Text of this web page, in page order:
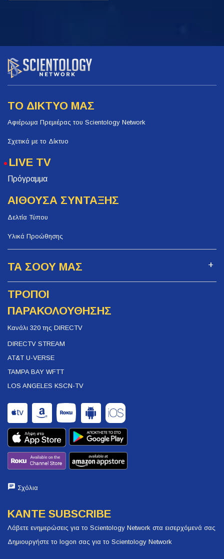
ΤΟ ΔΙΚΤΥΟ ΜΑΣ
Αφιέρωμα Πρεμιέρας του Scientology Network
Σχετικά με το Δίκτυο
LIVE TV
Πρόγραμμα
ΑΙΘΟΥΣΑ ΣΥΝΤΑΞΗΣ
Δελτία Τύπου
Υλικά Προώθησης
ΤΑ ΣΟΟΥ ΜΑΣ
ΤΡΟΠΟΙ
ΠΑΡΑΚΟΛΟΥΘΗΣΗΣ
Κανάλι 320 της DIRECTV
DIRECTV STREAM
AT&T U-VERSE
TAMPA BAY WFTT
LOS ANGELES KSCN-TV
Σχόλια
ΚΑΝΤΕ SUBSCRIBE
Λάβετε ενημερώσεις για το Scientology Network στα εισερχόμενά σας
Δημιουργήστε το logon σας για το Scientology Network